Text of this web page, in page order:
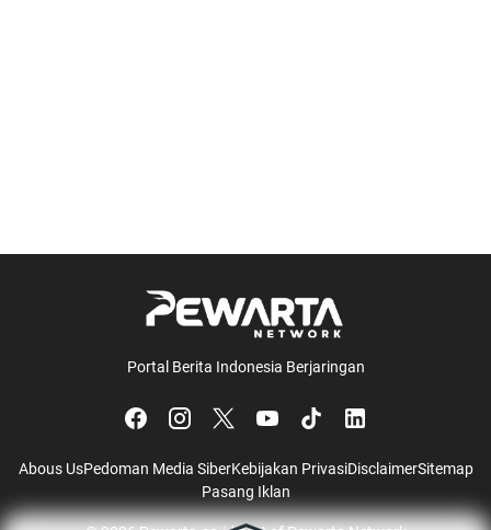
Portal Berita Indonesia Berjaringan
Abous UsPedoman Media SiberKebijakan PrivasiDisclaimerSitemap
Pasang Iklan